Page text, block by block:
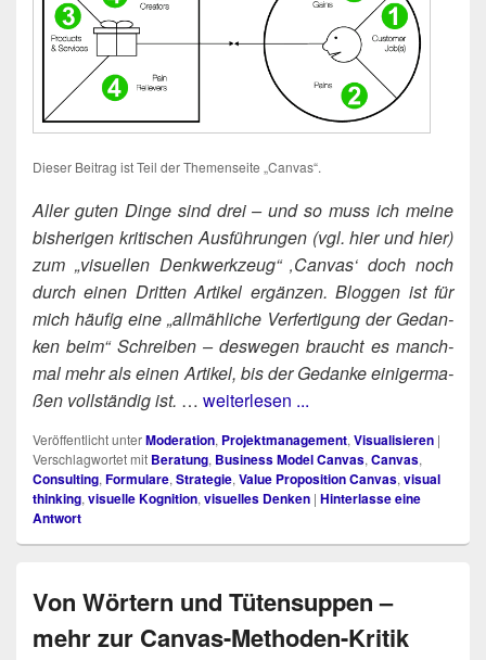
Die­ser Bei­trag ist Teil der The­men­sei­te „Can­vas“.
Aller guten Din­ge sind drei – und so muss ich mei­ne
bis­he­ri­gen kri­ti­schen Aus­füh­run­gen (vgl. hier und hier)
zum „visu­el­len Denk­werk­zeug“ ‚Can­vas‘ doch noch
durch einen Drit­ten Arti­kel ergän­zen. Blog­gen ist für
mich häu­fig eine „all­mäh­li­che Ver­fer­ti­gung der Gedan­
ken beim“ Schrei­ben – des­we­gen braucht es manch­
mal mehr als einen Arti­kel, bis der Gedan­ke eini­ger­ma­
ßen voll­stän­dig ist. … weiterlesen ...
Veröffentlicht unterModeration, Projektmanagement, Visualisieren |
Verschlagwortet mit Beratung, Business Model Canvas, Canvas,
Consulting, Formulare, Strategie, Value Proposition Canvas, visual
thinking, visuelle Kognition, visuelles Denken | Hinterlasse eine
Antwort
Von Wörtern und Tütensuppen –
mehr zur Canvas-Methoden-Kritik